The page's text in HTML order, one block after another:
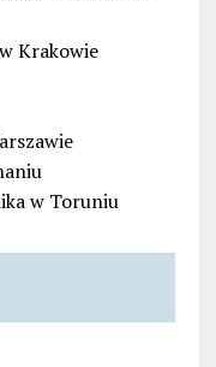
Krakowie
w Toruniu